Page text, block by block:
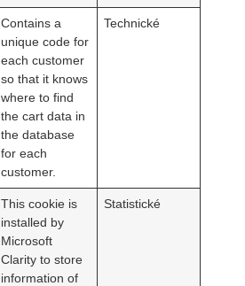
Contains a
unique code for
each customer
so that it knows
where to find
the cart data in
the database
for each
customer.
Technické
This cookie is
installed by
Microsoft
Clarity to store
information of
Statistické